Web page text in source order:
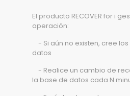
El producto RECOVER for i
operación:
- Si aún no existen, cree
datos
- Realice un cambio de
la base de datos cada N